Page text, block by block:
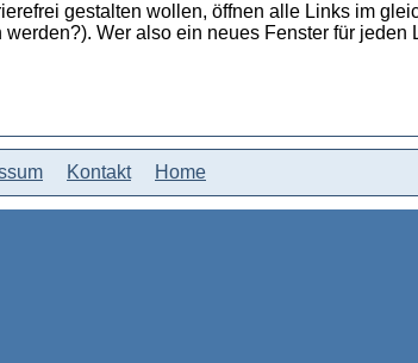
gestalten wollen, öffnen alle Links im
Wer also ein neues Fenster für
Kontakt Home